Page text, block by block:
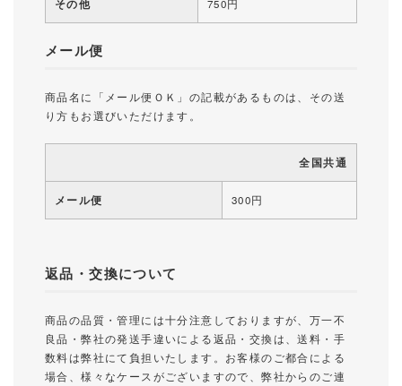
その他 750円
メール便
商品名に「メール便ＯＫ」の記載があるものは、その送
り方もお選びいただけます。
全国共通
メール便 300円
返品・交換について
商品の品質・管理には十分注意しておりますが、万一不
良品・弊社の発送手違いによる返品・交換は、送料・手
数料は弊社にて負担いたします。お客様のご都合による
場合、様々なケースがございますので、弊社からのご連